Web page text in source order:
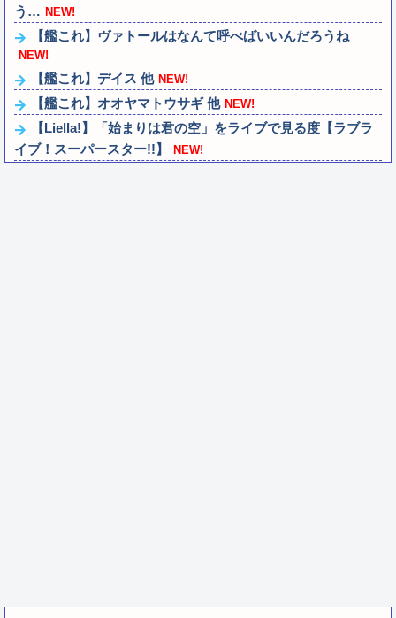
う… NEW!
【艦これ】ヴァトールはなんて呼べばいいんだろうね
NEW!
【艦これ】デイス 他 NEW!
【艦これ】オオヤマトウサギ 他 NEW!
【Liella!】「始まりは君の空」をライブで見る度【ラブラ
イブ！スーパースター!!】
NEW!